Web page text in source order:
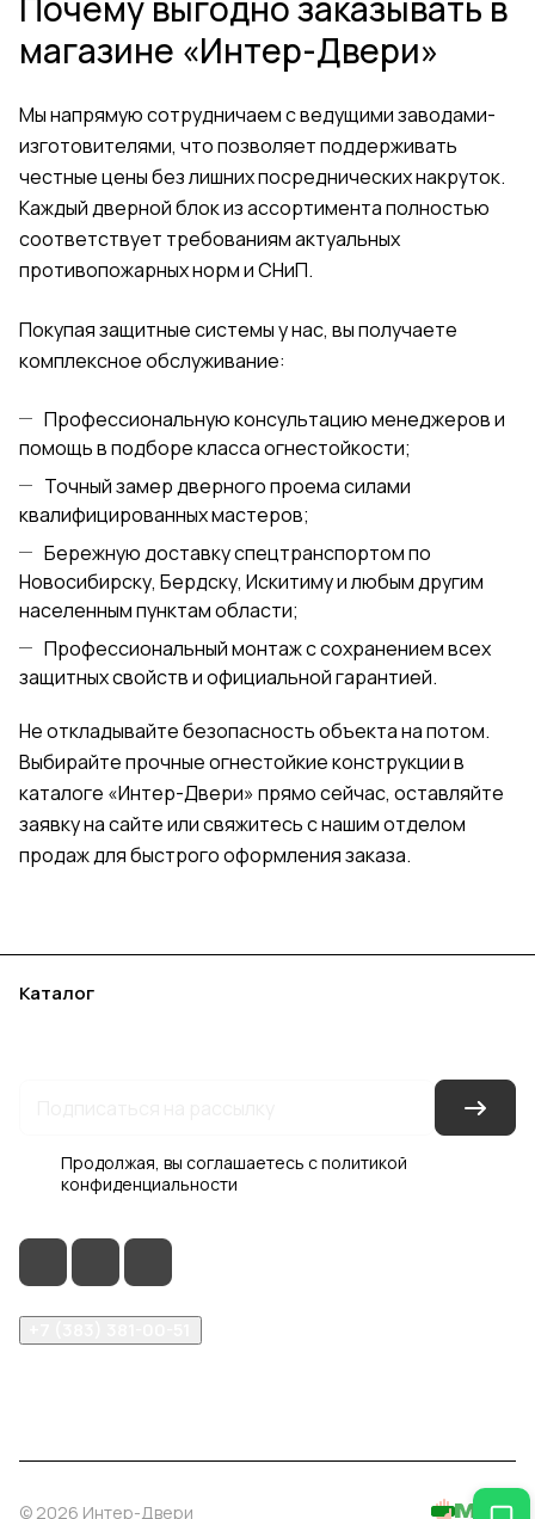
магазине «Интер-Двери»
Мы напрямую сотрудничаем с ведущими заводами-
изготовителями, что позволяет поддерживать
честные цены без лишних посреднических накруток.
Каждый дверной блок из ассортимента полностью
соответствует требованиям актуальных
противопожарных норм и СНиП.
Покупая защитные системы у нас, вы получаете
комплексное обслуживание:
Профессиональную консультацию менеджеров и
помощь в подборе класса огнестойкости;
Точный замер дверного проема силами
квалифицированных мастеров;
Бережную доставку спецтранспортом по
Новосибирску, Бердску, Искитиму и любым другим
населенным пунктам области;
Профессиональный монтаж с сохранением всех
защитных свойств и официальной гарантией.
Не откладывайте безопасность объекта на потом.
Выбирайте прочные огнестойкие конструкции в
каталоге «Интер-Двери» прямо сейчас, оставляйте
заявку на сайте или свяжитесь с нашим отделом
продаж для быстрого оформления заказа.
Каталог
Продолжая, вы соглашаетесь сполитикой
конфиденциальности
© 2026 Интер-Двери